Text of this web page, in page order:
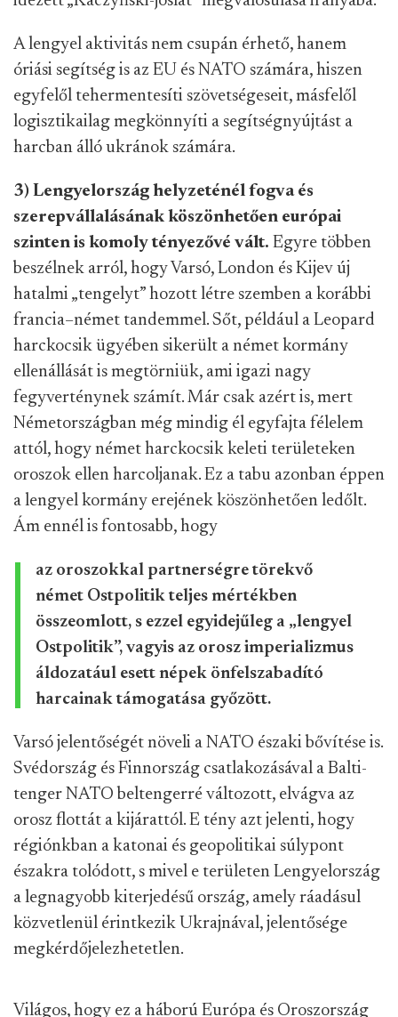
A lengyel aktivitás nem csupán érhető, hanem
óriási segítség is az EU és NATO számára, hiszen
egyfelől tehermentesíti szövetségeseit, másfelől
logisztikailag megkönnyíti a segítségnyújtást a
harcban álló ukránok számára.
3) Lengyelország helyzeténél fogva és
szerepvállalásának köszönhetően európai
szinten is komoly tényezővé vált. Egyre többen
beszélnek arról, hogy Varsó, London és Kijev új
hatalmi „tengelyt” hozott létre szemben a korábbi
francia–német tandemmel. Sőt, például a Leopard
harckocsik ügyében sikerült a német kormány
ellenállását is megtörniük, ami igazi nagy
fegyverténynek számít. Már csak azért is, mert
Németországban még mindig él egyfajta félelem
attól, hogy német harckocsik keleti területeken
oroszok ellen harcoljanak. Ez a tabu azonban éppen
a lengyel kormány erejének köszönhetően ledőlt.
Ám ennél is fontosabb, hogy
az oroszokkal partnerségre törekvő
német Ostpolitik teljes mértékben
összeomlott, s ezzel egyidejűleg a „lengyel
Ostpolitik”, vagyis az orosz imperializmus
áldozatául esett népek önfelszabadító
harcainak támogatása győzött.
Varsó jelentőségét növeli a NATO északi bővítése is.
Svédország és Finnország csatlakozásával a Balti-
tenger NATO beltengerré változott, elvágva az
orosz flottát a kijárattól. E tény azt jelenti, hogy
régiónkban a katonai és geopolitikai súlypont
északra tolódott, s mivel e területen Lengyelország
a legnagyobb kiterjedésű ország, amely ráadásul
közvetlenül érintkezik Ukrajnával, jelentősége
megkérdőjelezhetetlen.
Világos, hogy ez a háború Európa és Oroszország